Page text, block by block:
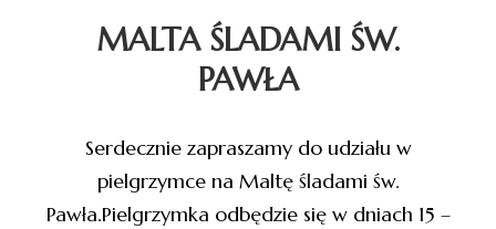
MALTA ŚLADAMI ŚW.
PAWŁA
Serdecznie zapraszamy do udziału w
pielgrzymce na Maltę śladami św.
Pawła.Pielgrzymka odbędzie się w dniach 15 –